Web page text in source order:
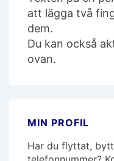
att lägga två
dem.
Du kan också
ovan.
MIN PROFIL
Har du flyttat,